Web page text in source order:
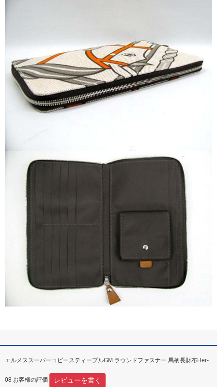
エルメススーパーコピースティープルGM ラウンドファスナー 馬柄長財布Her-
08 お客様の評価 レビューを書く